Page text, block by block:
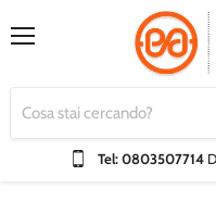
Tel: 0803507714